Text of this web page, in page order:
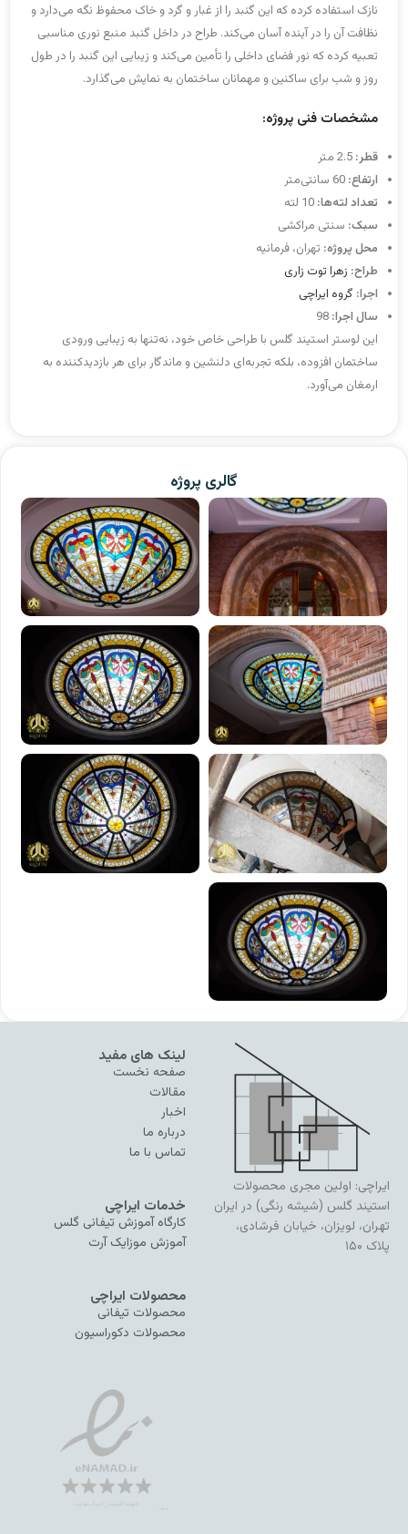
نازک استفاده کرده که این گنبد را از غبار و گرد و خاک محفوظ نگه می‌دارد و
نظافت آن را در آینده آسان می‌کند. طراح در داخل گنبد منبع نوری مناسبی
تعبیه کرده که نور فضای داخلی را تأمین می‌کند و زیبایی این گنبد را در طول
روز و شب برای ساکنین و مهمانان ساختمان به نمایش می‌گذارد.
مشخصات فنی پروژه:
قطر:
ارتفاع:
تعداد لته‌ها:
سبک: سنتی مراکشی
محل پروژه: تهران، فرمانیه
طراح: زهرا توت زاری
اجرا: گروه ایراچی
سال اجرا:
این لوستر استیند گلس با طراحی خاص خود، نه‌تنها به زیبایی ورودی
ساختمان افزوده، بلکه تجربه‌ای دلنشین و ماندگار برای هر بازدیدکننده به
ارمغان می‌آورد.
گالری پروژه
ایراچی: اولین مجری محصولات
استیند گلس (شیشه رنگی) در ایران
تهران، لویزان، خیابان فرشادی،
پلاک ۱۵۰
لینک های مفید
صفحه نخست
مقالات
اخبار
درباره ما
تماس با ما
خدمات ایراچی
کارگاه آموزش تیفانی گلس
آموزش موزایک آرت
محصولات ایراچی
محصولات تیفانی
محصولات دکوراسیون